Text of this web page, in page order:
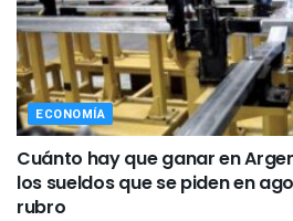
ECONOMÍA
Cuánto hay que ganar en
los sueldos que se piden en
rubro